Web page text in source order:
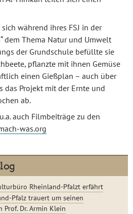
sich während ihres FSJ in der
dem Thema Natur und Umwelt
der Grundschule befüllte sie
pflanzte mit ihnen Gemüse
einen Gießplan – auch über
das Projekt mit der Ernte und
ab.
auch Filmbeiträge zu den
was.org
Rheinland-Pfalzt erfährt
Pfalz trauert um seinen
Prof. Dr. Armin Klein